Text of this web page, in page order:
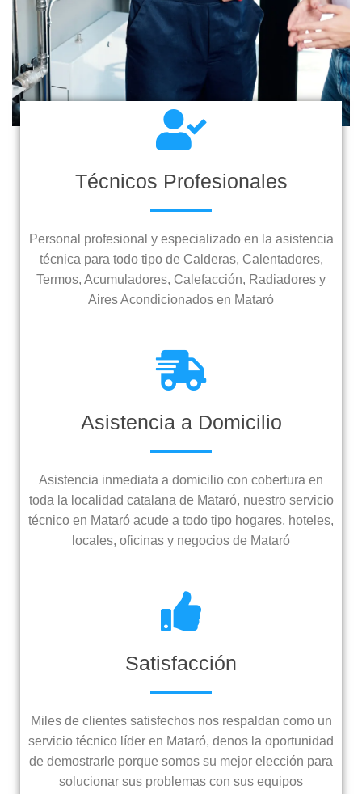
Técnicos Profesionales
Personal profesional y especializado en la asistencia
técnica para todo tipo de Calderas, Calentadores,
Termos, Acumuladores, Calefacción, Radiadores y
Aires Acondicionados en Mataró
Asistencia a Domicilio
Asistencia inmediata a domicilio con cobertura en
toda la localidad catalana de Mataró, nuestro servicio
técnico en Mataró acude a todo tipo hogares, hoteles,
locales, oficinas y negocios de Mataró
Satisfacción
Miles de clientes satisfechos nos respaldan como un
servicio técnico líder en Mataró, denos la oportunidad
de demostrarle porque somos su mejor elección para
solucionar sus problemas con sus equipos